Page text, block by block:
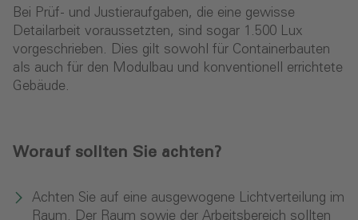
Bei Prüf- und Justieraufgaben, die eine gewisse
Detailarbeit voraussetzten, sind sogar 1.500 Lux
vorgeschrieben. Dies gilt sowohl für Containerbauten
als auch für den Modulbau und konventionell errichtete
Gebäude.
Worauf sollten Sie achten?
Achten Sie auf eine ausgewogene Lichtverteilung im
Raum. Der Raum sowie der Arbeitsbereich sollten